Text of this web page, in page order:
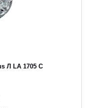
Л LA 1705 C